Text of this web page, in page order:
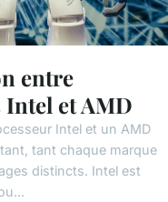
entre
Intel et AMD
Intel et un AMD
tant chaque marque
distincts. Intel est